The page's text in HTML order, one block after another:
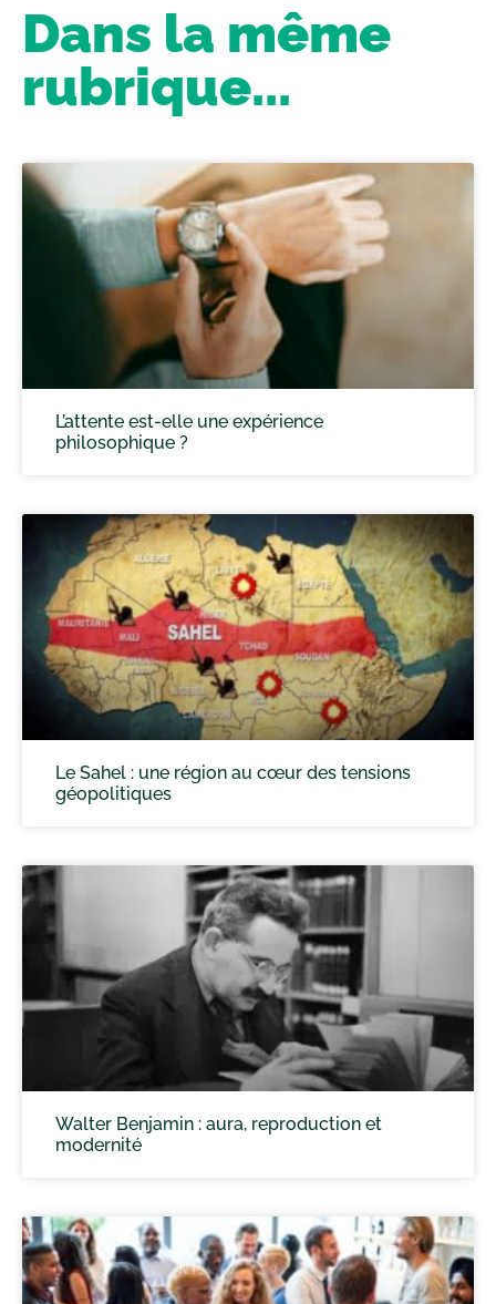
Dans la même
rubrique...
L’attente est-elle une expérience
philosophique ?
Le Sahel : une région au cœur des tensions
géopolitiques
Walter Benjamin : aura, reproduction et
modernité